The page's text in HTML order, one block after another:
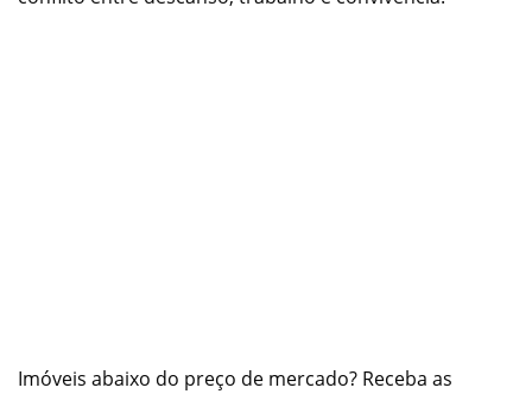
Imóveis abaixo do preço de mercado? Receba as